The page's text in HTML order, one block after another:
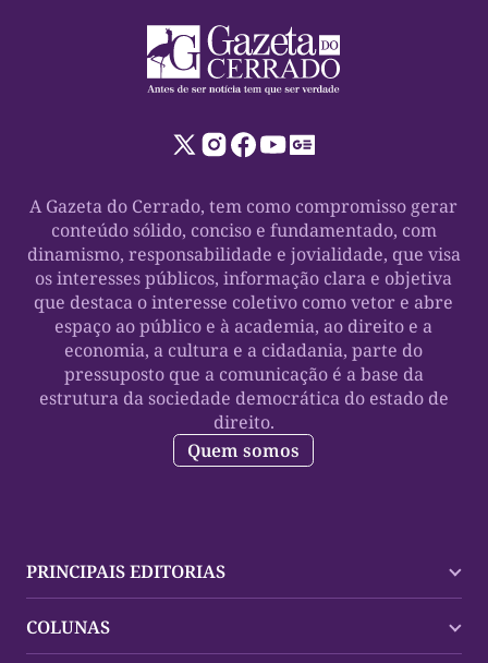
A Gazeta do Cerrado, tem como compromisso gerar
conteúdo sólido, conciso e fundamentado, com
dinamismo, responsabilidade e jovialidade, que visa
os interesses públicos, informação clara e objetiva
que destaca o interesse coletivo como vetor e abre
espaço ao público e à academia, ao direito e a
economia, a cultura e a cidadania, parte do
pressuposto que a comunicação é a base da
estrutura da sociedade democrática do estado de
direito.
Quem somos
PRINCIPAIS EDITORIAS
Palmas
COLUNAS